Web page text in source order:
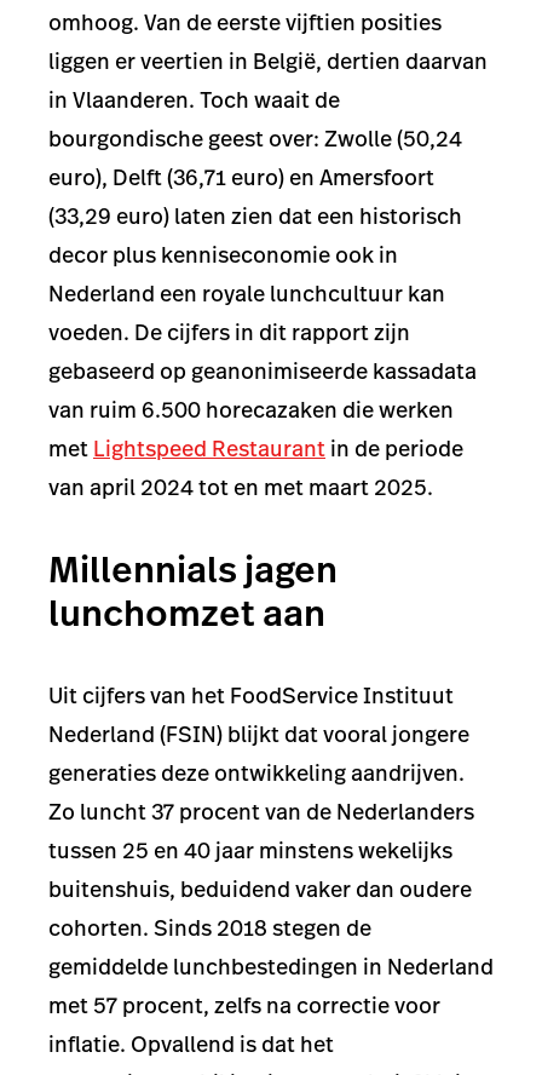
omhoog. Van de eerste vijftien posities
liggen er veertien in België, dertien daarvan
in Vlaanderen. Toch waait de
bourgondische geest over: Zwolle (50,24
euro), Delft (36,71 euro) en Amersfoort
(33,29 euro) laten zien dat een historisch
decor plus kenniseconomie ook in
Nederland een royale lunchcultuur kan
voeden. De cijfers in dit rapport zijn
gebaseerd op geanonimiseerde kassadata
van ruim 6.500 horecazaken die werken
met Lightspeed Restaurant in de periode
van april 2024 tot en met maart 2025.
Millennials jagen
lunchomzet aan
Uit cijfers van het FoodService Instituut
Nederland (FSIN) blijkt dat vooral jongere
generaties deze ontwikkeling aandrijven.
Zo luncht 37 procent van de Nederlanders
tussen 25 en 40 jaar minstens wekelijks
buitenshuis, beduidend vaker dan oudere
cohorten. Sinds 2018 stegen de
gemiddelde lunchbestedingen in Nederland
met 57 procent, zelfs na correctie voor
inflatie. Opvallend is dat het